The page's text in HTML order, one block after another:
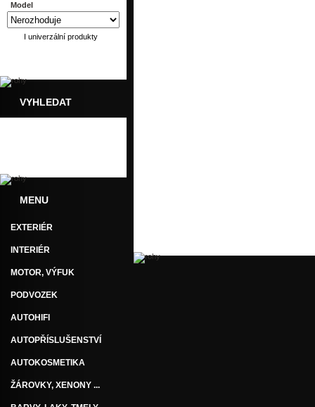
Model
I univerzální produkty
VYHLEDAT
MENU
EXTERIÉR
INTERIÉR
MOTOR, VÝFUK
PODVOZEK
AUTOHIFI
AUTOPŘÍSLUŠENSTVÍ
AUTOKOSMETIKA
ŽÁROVKY, XENONY ...